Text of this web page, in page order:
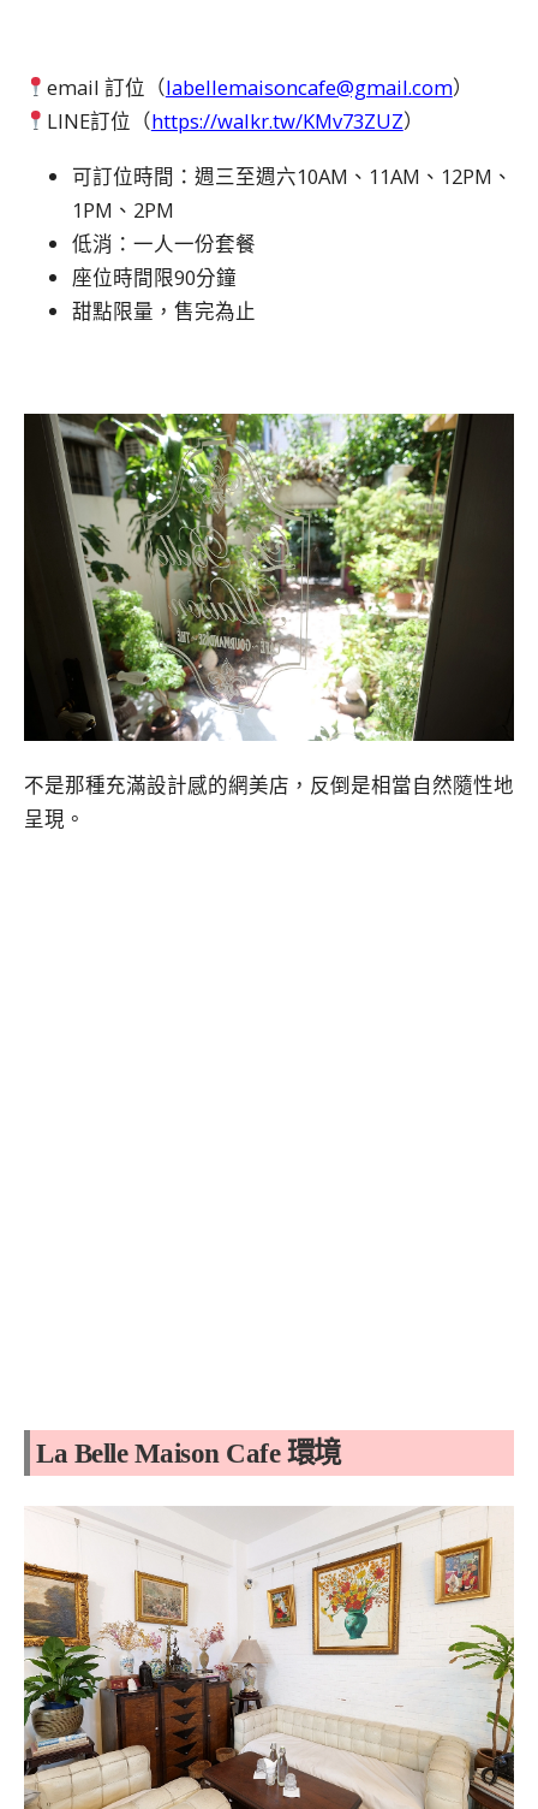
email 訂位（labellemaisoncafe@gmail.com）
LINE訂位（https://walkr.tw/KMv73ZUZ）
可訂位時間：週三至週六10AM、11AM、12PM、
1PM、2PM
低消：一人一份套餐
座位時間限90分鐘
甜點限量，售完為止
不是那種充滿設計感的網美店，反倒是相當自然隨性地
呈現。
La Belle Maison Cafe 環境